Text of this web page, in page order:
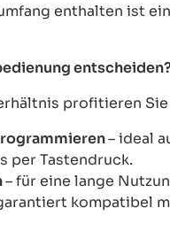
enthalten ist
profitieren
– ideal
per Tastendruck.
– für eine lange
kompatibel